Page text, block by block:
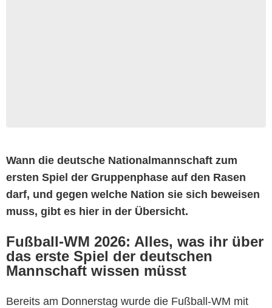
Wann die deutsche Nationalmannschaft zum
ersten Spiel der Gruppenphase auf den Rasen
darf, und gegen welche Nation sie sich beweisen
muss, gibt es hier in der Übersicht.
Fußball-WM 2026: Alles, was ihr über
das erste Spiel der deutschen
Mannschaft wissen müsst
Bereits am Donnerstag wurde die Fußball-WM mit